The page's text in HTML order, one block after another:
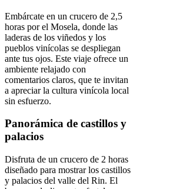
Embárcate en un crucero de 2,5
horas por el Mosela, donde las
laderas de los viñedos y los
pueblos vinícolas se despliegan
ante tus ojos. Este viaje ofrece un
ambiente relajado con
comentarios claros, que te invitan
a apreciar la cultura vinícola local
sin esfuerzo.
Panorámica de castillos y
palacios
Disfruta de un crucero de 2 horas
diseñado para mostrar los castillos
y palacios del valle del Rin. El